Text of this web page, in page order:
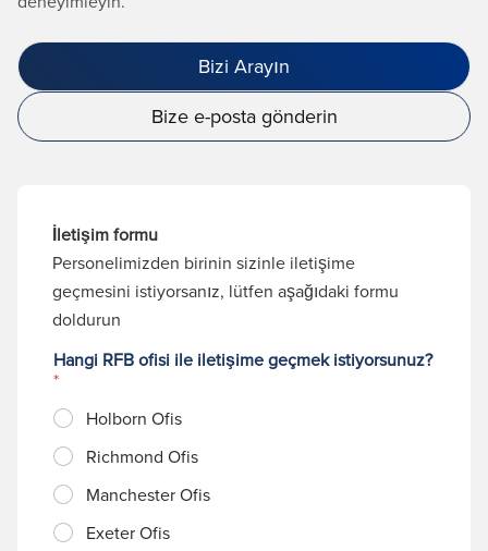
Bizi Arayın
Bize e-posta gönderin
İletişim formu
Personelimizden birinin sizinle iletişime
geçmesini istiyorsanız, lütfen aşağıdaki formu
doldurun
Hangi RFB ofisi ile iletişime geçmek istiyorsunuz?
*
Holborn Ofis
Richmond Ofis
Manchester Ofis
Exeter Ofis